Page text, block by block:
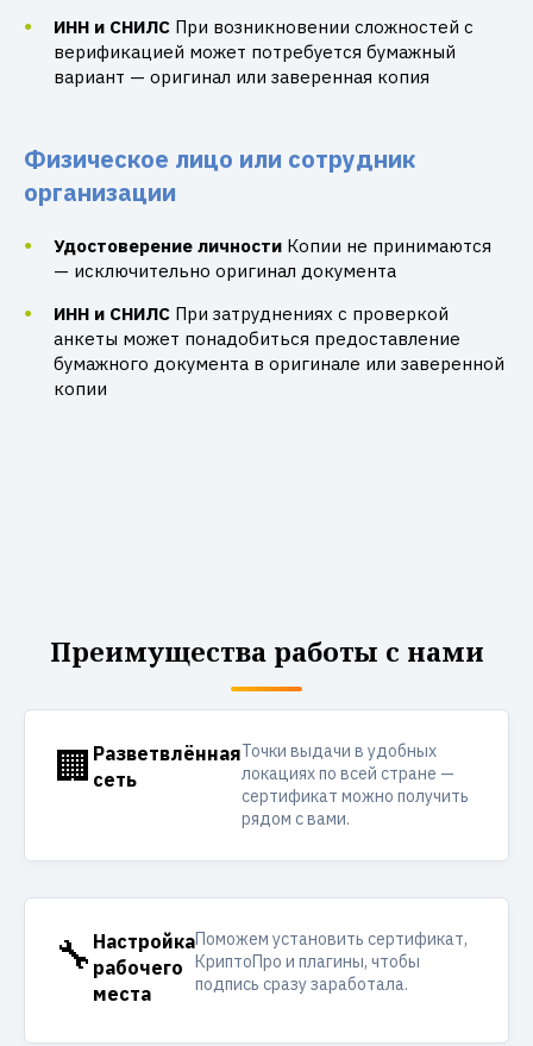
ИНН и СНИЛС При возникновении сложностей с
верификацией может потребуется бумажный
вариант — оригинал или заверенная копия
Физическое лицо или сотрудник
организации
Удостоверение личности Копии не принимаются
— исключительно оригинал документа
ИНН и СНИЛС При затруднениях с проверкой
анкеты может понадобиться предоставление
бумажного документа в оригинале или заверенной
копии
Преимущества работы с нами
🏢 Разветвлённая
сеть
Точки выдачи в удобных
локациях по всей стране —
сертификат можно получить
рядом с вами.
🔧 Настройка
рабочего
места
Поможем установить сертификат,
КриптоПро и плагины, чтобы
подпись сразу заработала.